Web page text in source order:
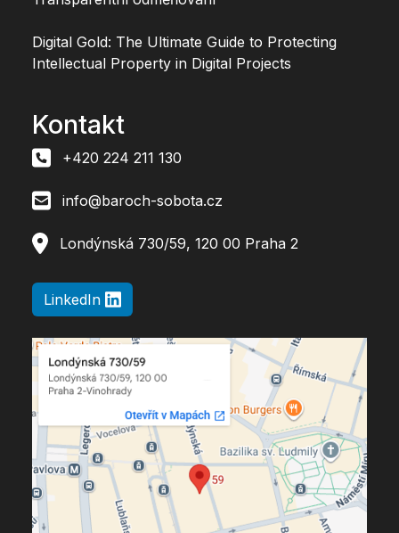
Digital Gold: The Ultimate Guide to Protecting
Intellectual Property in Digital Projects
Kontakt
+420 224 211 130
info@baroch-sobota.cz
Londýnská 730/59, 120 00 Praha 2
LinkedIn